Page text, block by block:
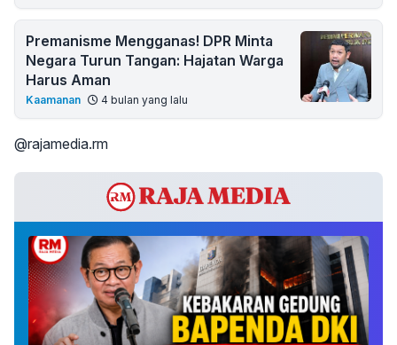
Premanisme Mengganas! DPR Minta
Negara Turun Tangan: Hajatan Warga
Harus Aman
Kaamanan 4 bulan yang lalu
@rajamedia.rm